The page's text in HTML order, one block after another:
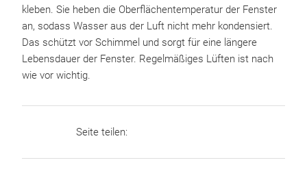
kleben. Sie heben die Oberflächentemperatur der Fenster
an, sodass Wasser aus der Luft nicht mehr kondensiert.
Das schützt vor Schimmel und sorgt für eine längere
Lebensdauer der Fenster. Regelmäßiges Lüften ist nach
wie vor wichtig.
Seite teilen: